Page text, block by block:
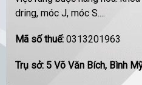
dring, móc J, móc S....
Mã số thuế: 0313201963
Trụ sở: 5 Võ Văn Bích, Bình